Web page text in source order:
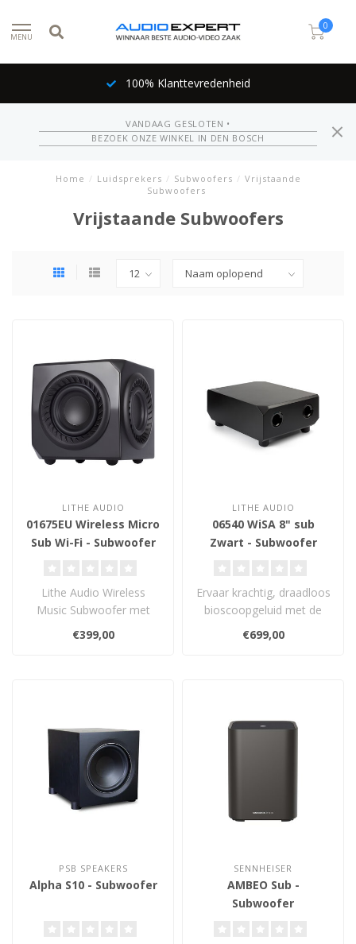
MENU
0
100% Klanttevredenheid
VANDAAG GESLOTEN •
BEZOEK ONZE WINKEL IN DEN BOSCH
Home / Luidsprekers / Subwoofers / Vrijstaande
Subwoofers
Vrijstaande Subwoofers
LITHE AUDIO
01675EU Wireless Micro
Sub Wi-Fi - Subwoofer
Lithe Audio Wireless
Music Subwoofer met
AirPlay 2 en Chromecast.
Compact formaa..
€399,00
LITHE AUDIO
06540 WiSA 8" sub
Zwart - Subwoofer
Ervaar krachtig, draadloos
bioscoopgeluid met de
Lithe Audio WiSA Cinema
Subwoof..
€699,00
PSB SPEAKERS
Alpha S10 - Subwoofer
SENNHEISER
AMBEO Sub -
Subwoofer